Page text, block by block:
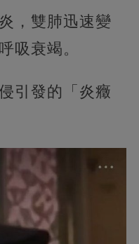
，雙肺迅速變
吸衰竭。
引發的「炎癥